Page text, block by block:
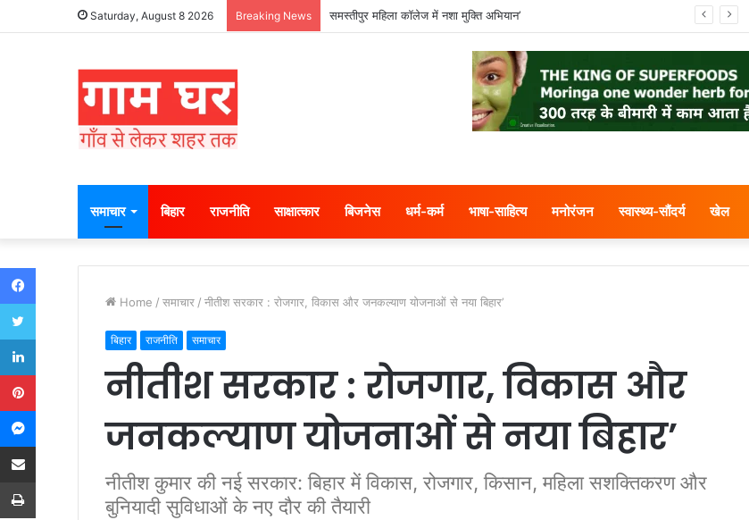
Saturday, August 8 2026 Breaking News समस्तीपुर महिला कॉलेज में नशा मुक्ति अभियान’
समाचार बिहार राजनीति साक्षात्कार बिजनेस धर्म-कर्म भाषा-साहित्य मनोरंजन स्वास्थ्य-सौंदर्य खेल
Home / समाचार / नीतीश सरकार : रोजगार, विकास और जनकल्याण योजनाओं से नया बिहार’
बिहार राजनीति समाचार
नीतीश सरकार : रोजगार, विकास और
जनकल्याण योजनाओं से नया बिहार’
नीतीश कुमार की नई सरकार: बिहार में विकास, रोजगार, किसान, महिला सशक्तिकरण और
बुनियादी सुविधाओं के नए दौर की तैयारी
Facebook
Twitter
LinkedIn
Pinterest
Messenger
Share via Email